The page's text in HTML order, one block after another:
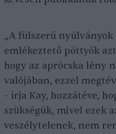
„A fülszerű nyúlványok
emlékeztető pöttyök
hogy az aprócska lény
valójában, ezzel
– írja Kay, hozzátéve,
szükségük, mivel ezek
veszélytelenek, nem